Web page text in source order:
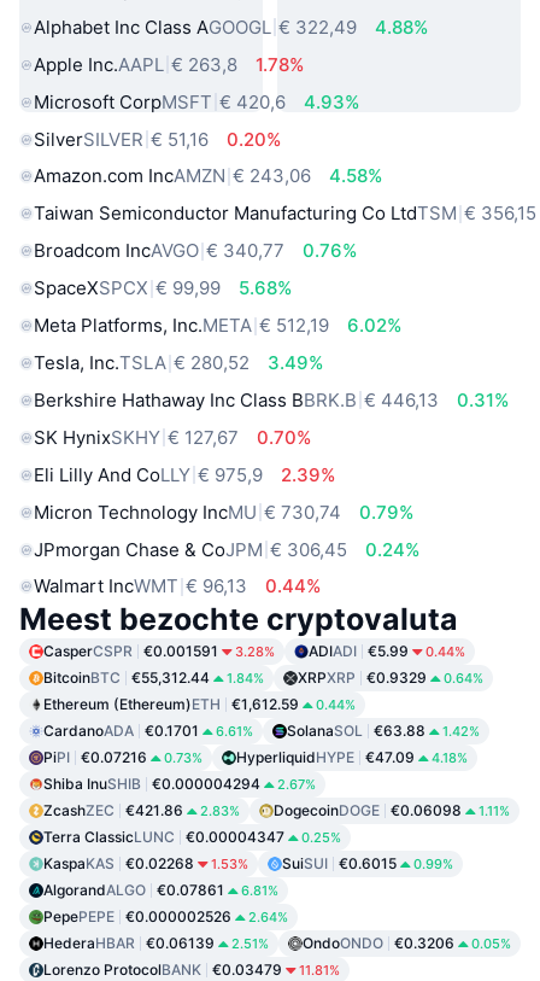
Alphabet Inc Class AGOOGL € 322,49
4.88%
Apple Inc.AAPL € 263,8
1.78%
Microsoft CorpMSFT € 420,6
4.93%
SilverSILVER € 51,16
0.20%
Amazon.com IncAMZN € 243,06
4.58%
Taiwan Semiconductor Manufacturing Co LtdTSM € 356,15
Broadcom IncAVGO € 340,77
0.76%
SpaceXSPCX € 99,99
5.68%
Meta Platforms, Inc.META € 512,19
6.02%
Tesla, Inc.TSLA € 280,52
3.49%
Berkshire Hathaway Inc Class BBRK.B € 446,13
0.31%
SK HynixSKHY € 127,67
0.70%
Eli Lilly And CoLLY € 975,9
2.39%
Micron Technology IncMU € 730,74
0.79%
JPmorgan Chase & CoJPM € 306,45
0.24%
Walmart IncWMT € 96,13 0.44%
Meest bezochte cryptovaluta
CasperCSPR €0.001591 3.28% ADIADI €5.99 0.44%
BitcoinBTC €55,312.44 1.84% XRPXRP €0.9329 0.64%
Ethereum (Ethereum)ETH €1,612.59 0.44%
CardanoADA €0.1701 6.61% SolanaSOL €63.88 1.42%
PiPI €0.07216 0.73% HyperliquidHYPE €47.09 4.18%
Shiba InuSHIB €0.000004294 2.67%
ZcashZEC €421.86 2.83% DogecoinDOGE €0.06098 1.11%
Terra ClassicLUNC €0.00004347 0.25%
KaspaKAS €0.02268 1.53% SuiSUI €0.6015 0.99%
AlgorandALGO €0.07861 6.81%
PepePEPE €0.000002526 2.64%
HederaHBAR €0.06139 2.51% OndoONDO €0.3206 0.05%
Lorenzo ProtocolBANK €0.03479 11.81%